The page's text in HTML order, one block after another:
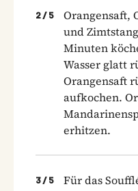
2 / 5
Orangensaft,
und
Minuten
Wasser glatt
Orangensaft
aufkochen.
erhitzen.
3 / 5
Für das